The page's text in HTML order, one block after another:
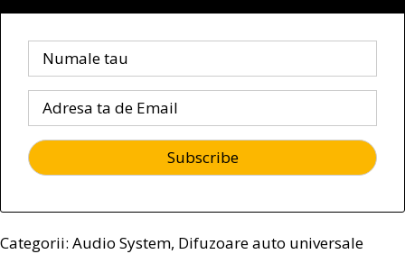
Categorii: Audio System, Difuzoare auto universale